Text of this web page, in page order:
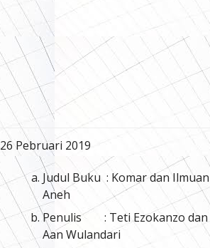
26 Pebruari 2019
Judul Buku : Komar dan Ilmuan
Aneh
Penulis : Teti Ezokanzo dan
Aan Wulandari